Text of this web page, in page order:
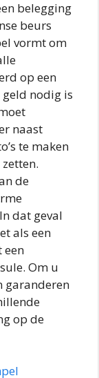
belegging
beurs
vormt om
op een
geld nodig is
naast
te maken
de
dat geval
als een
een
Om u
garanderen
op de